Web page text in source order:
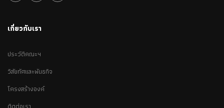
เกี่ยวกับเรา
ประวัติคณะฯ
วิสัยทัศและพันธกิจ
โครงสร้างองค์